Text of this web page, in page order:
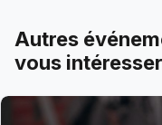
Autres
vous intéresser